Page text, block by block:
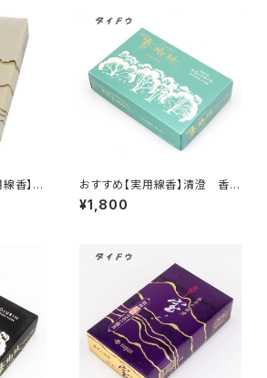
香】パ
臭効果
め
おすすめ【実用線香】清澄 香樹
林<微煙> 白檀の香り 雑菌
を抑える効果 家庭用 大バラ
¥1,800